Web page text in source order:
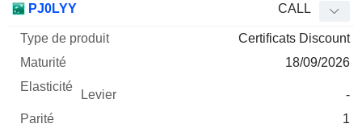
PJ0LYY CALL
Certificats Discount
18/09/2026
-
1